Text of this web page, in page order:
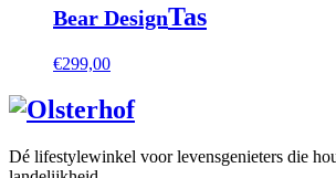
Bear DesignTas
€299,00
Dé lifestylewinkel voor levensgenieters die